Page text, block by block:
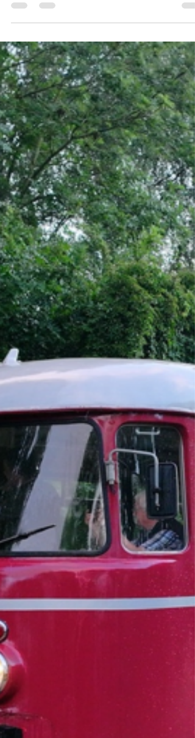
Radeburger Scheunenfest
Am 23. August 2026 plant der
Traditionsbahnverein Radebeul e.V.
gemeinsam mit dem
Dresden sowie dem Verein Historische
Kraftfahrzeuge des Dresdner Nahverkehrs
eine Rundfahrt von Dresden über
nach Radeburg zum dortigen
Scheunenfest. Zum Einsatz kommen der
historische MAN-Straßenbahnzug, die
historischen Busse Ikarus 66 und IFA H6B
sowie der Königlich Sächsische
Traditionszug mit den beiden
Dampflokomotiven I K und IV K.
Dampflokomotive sächs. IV K Nr